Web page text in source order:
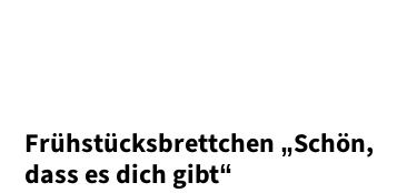
Frühstücksbrettchen „Schön,
dass es dich gibt“